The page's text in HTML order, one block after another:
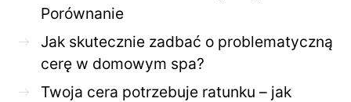
Porównanie
Jak skutecznie zadbać o problematyczną
cerę w domowym spa?
Twoja cera potrzebuje ratunku – jak